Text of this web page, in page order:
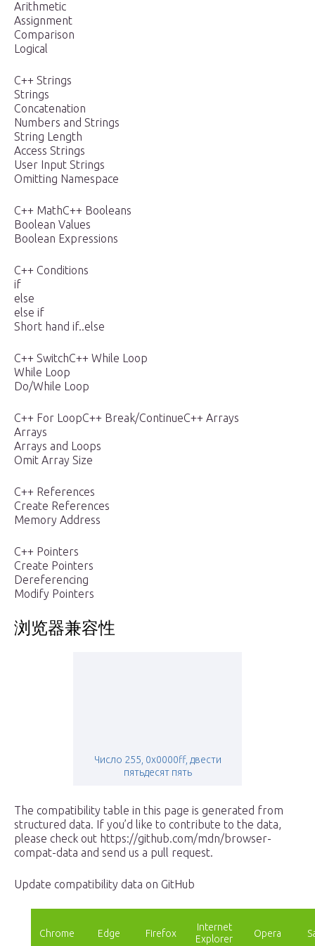
Arithmetic
Assignment
Comparison
Logical
C++ Strings
Strings
Concatenation
Numbers and Strings
String Length
Access Strings
User Input Strings
Omitting Namespace
C++ MathC++ Booleans
Boolean Values
Boolean Expressions
C++ Conditions
if
else
else if
Short hand if..else
C++ SwitchC++ While Loop
While Loop
Do/While Loop
C++ For LoopC++ Break/ContinueC++ Arrays
Arrays
Arrays and Loops
Omit Array Size
C++ References
Create References
Memory Address
C++ Pointers
Create Pointers
Dereferencing
Modify Pointers
浏览器兼容性
Число 255, 0x0000ff, двести
пятьдесят пять
The compatibility table in this page is generated from
structured data. If you’d like to contribute to the data,
please check out https://github.com/mdn/browser-
compat-data and send us a pull request.
Update compatibility data on GitHub
Chrome Edge Firefox
Internet
Explorer
Opera